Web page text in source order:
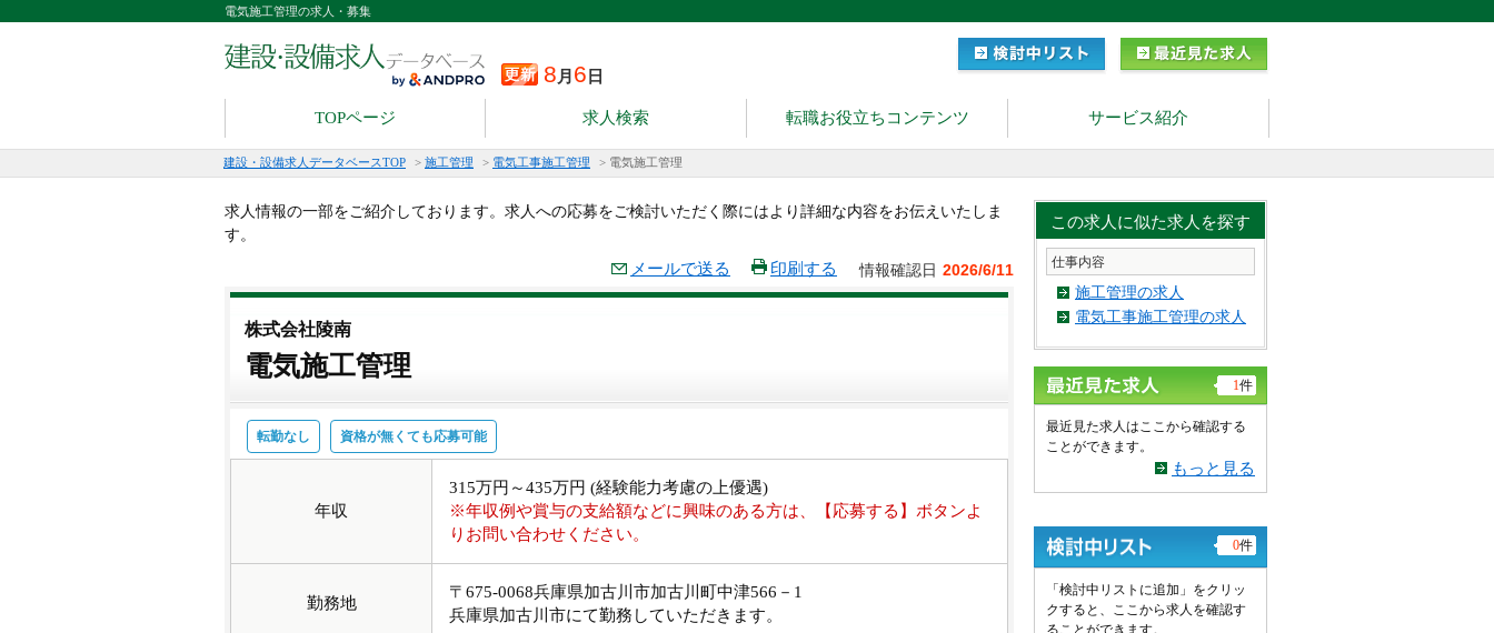
電気施工管理の求人・募集
8 月 6 日
TOPページ 求人検索 転職お役立ちコンテンツ サービス紹介
建設・設備求人データベースTOP > 施工管理 > 電気工事施工管理 > 電気施工管理
求人情報の一部をご紹介しております。求人への応募をご検討いただく際にはより詳細な内容をお伝えいたしま
す。
情報確認日 2026/6/11
メールで送る 印刷する
株式会社陵南
電気施工管理
転勤なし 資格が無くても応募可能
年収
315万円～435万円 (経験能力考慮の上優遇)
※年収例や賞与の支給額などに興味のある方は、【応募する】ボタンよ
りお問い合わせください。
勤務地
〒675-0068兵庫県加古川市加古川町中津566－1
兵庫県加古川市にて勤務していただきます。
この求人に似た求人を探す
仕事内容
施工管理の求人
電気工事施工管理の求人
1件
最近見た求人はここから確認する
ことができます。
もっと見る
0件
「検討中リストに追加」をクリッ
クすると、ここから求人を確認す
ることができます。